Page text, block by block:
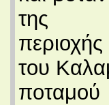
της
περιοχής
του
ποταμού